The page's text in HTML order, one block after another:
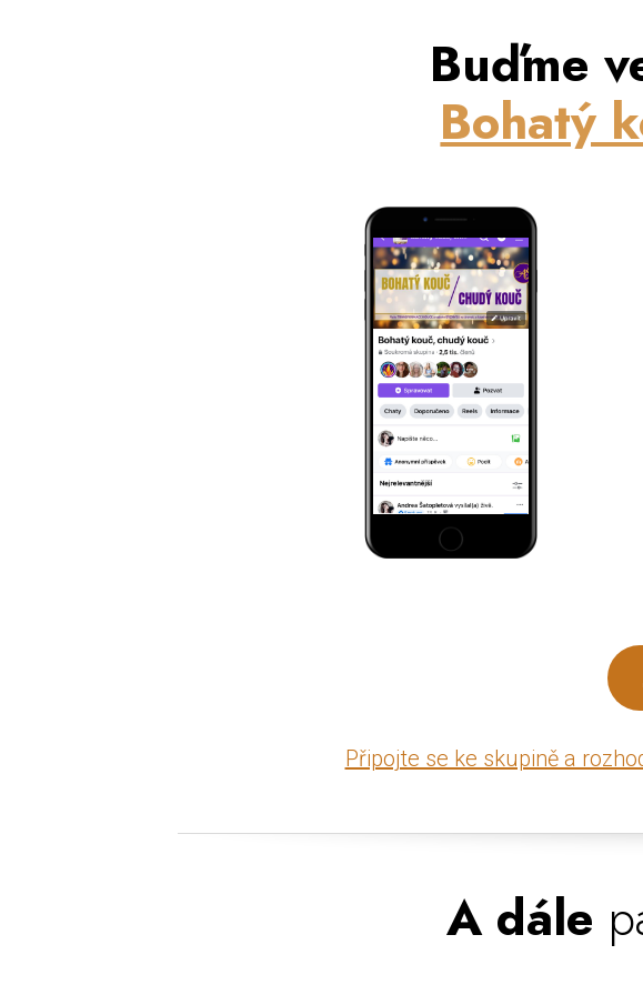
Buďme
Bohatý
Připojte se ke skupině a
A dále